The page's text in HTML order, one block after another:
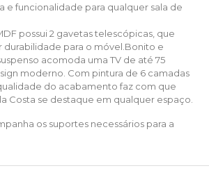
e funcionalidade para qualquer sala de
possui 2 gavetas telescópicas, que
para o móvel.Bonito e
acomoda uma TV de até 75
moderno. Com pintura de 6 camadas
do acabamento faz com que
Costa se destaque em qualquer espaço.
os suportes necessários para a